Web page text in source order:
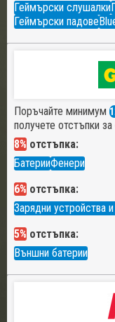
Геймърски слушалки
Геймърски падове
Поръчайте минимум
получете отстъпки
8% отстъпка:
БатерииФенери
6% отстъпка:
Зарядни устройства
5% отстъпка:
Външни батерии